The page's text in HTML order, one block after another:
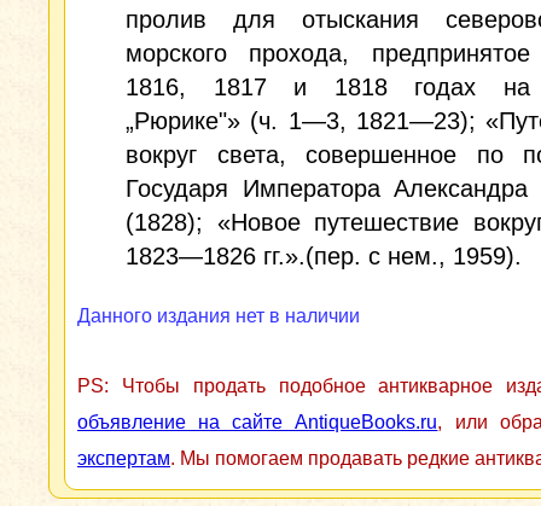
пролив для отыскания
морского прохода,
1816, 1817 и 1818 годах на
„Рюрике"» (ч. 1—3, 1821—23);
вокруг света, совершенное по
Государя Императора Александра
(1828); «Новое путешествие
1823—1826 гг.».(пер. с нем., 1959).
Данного издания нет в наличии
PS: Чтобы продать подобное антикварное
объявление на сайте AntiqueBooks.ru, или
экспертам. Мы помогаем продавать редкие